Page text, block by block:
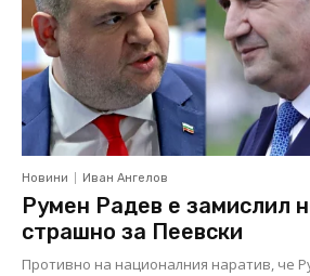
Новини Иван Ангелов
Румен Радев е замислил
страшно за Пеевски
Противно на националния наратив, че